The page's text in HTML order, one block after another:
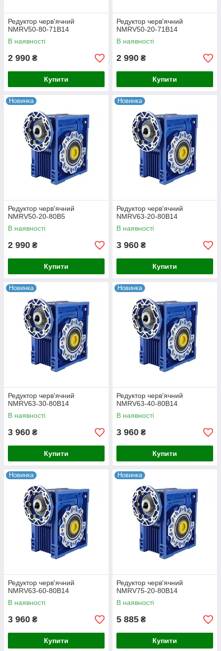
Редуктор черв'ячний
NMRV50-80-71B14
В наявності
2 990 ₴
Купити
Редуктор черв'ячний
NMRV50-20-71B14
В наявності
2 990 ₴
Купити
Новинка
Редуктор черв'ячний
NMRV50-20-80B5
В наявності
2 990 ₴
Купити
Новинка
Редуктор черв'ячний
NMRV63-20-80B14
В наявності
3 960 ₴
Купити
Новинка
Редуктор черв'ячний
NMRV63-30-80B14
В наявності
3 960 ₴
Купити
Новинка
Редуктор черв'ячний
NMRV63-40-80B14
В наявності
3 960 ₴
Купити
Новинка
Редуктор черв'ячний
NMRV63-60-80B14
В наявності
3 960 ₴
Купити
Новинка
Редуктор черв'ячний
NMRV75-20-80B14
В наявності
5 885 ₴
Купити